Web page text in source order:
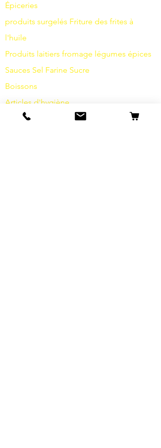
Épiceries
produits surgelés Friture des frites à
l'huile
Produits laitiers fromage légumes épices
Sauces Sel Farine Sucre
Boissons
Articles d'hygiène
Divers